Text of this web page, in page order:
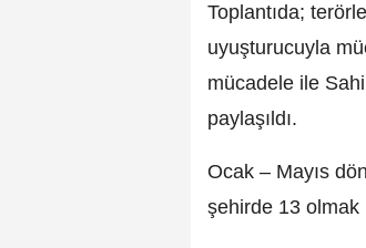
Toplantıda;
uyuşturucuyla
mücadele ile
paylaşıldı.
Ocak – Mayıs
şehirde 13